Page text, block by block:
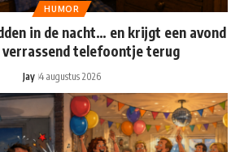
HUMOR
in de nacht… en krijgt een avond
verrassend telefoontje terug
Jay 4 augustus 2026